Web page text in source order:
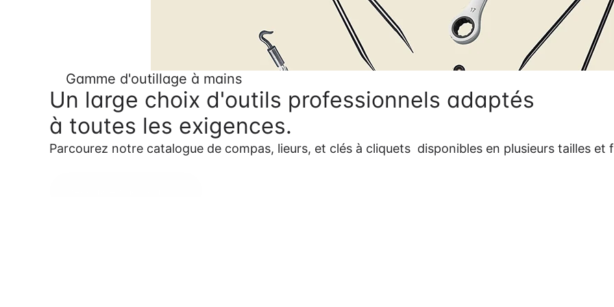
Gamme d'outillage à mains
Un large choix d'outils professionnels adaptés
à toutes les exigences.
Parcourez notre catalogue de compas, lieurs, et clés à cliquets  disponibles en plusieurs tailles et